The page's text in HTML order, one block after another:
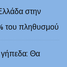
στην
του πληθυσμού
γήπεδα: Θα